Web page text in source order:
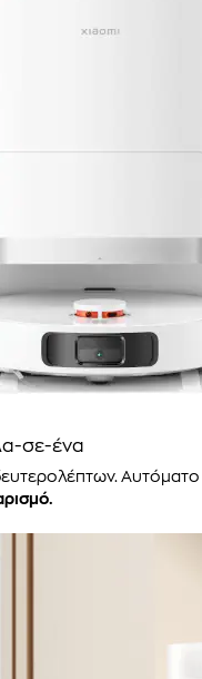
σε-ένα
Αυτόματο